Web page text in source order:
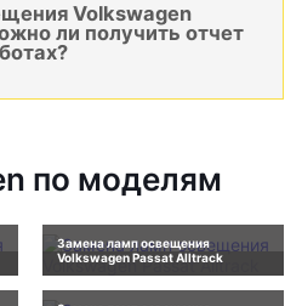
Volkswagen
ли получить отчет
по моделям
Замена ламп освещения
Volkswagen Passat Alltrack